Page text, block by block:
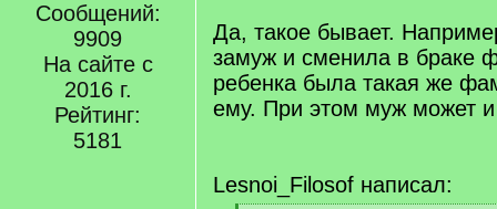
Сообщений:
9909
На сайте с
2016 г.
Рейтинг:
5181
]
Да, такое бывает.
замуж и сменила в браке
ребенка была такая же
ему. При этом муж может
Lesnoi_Filosof написал: